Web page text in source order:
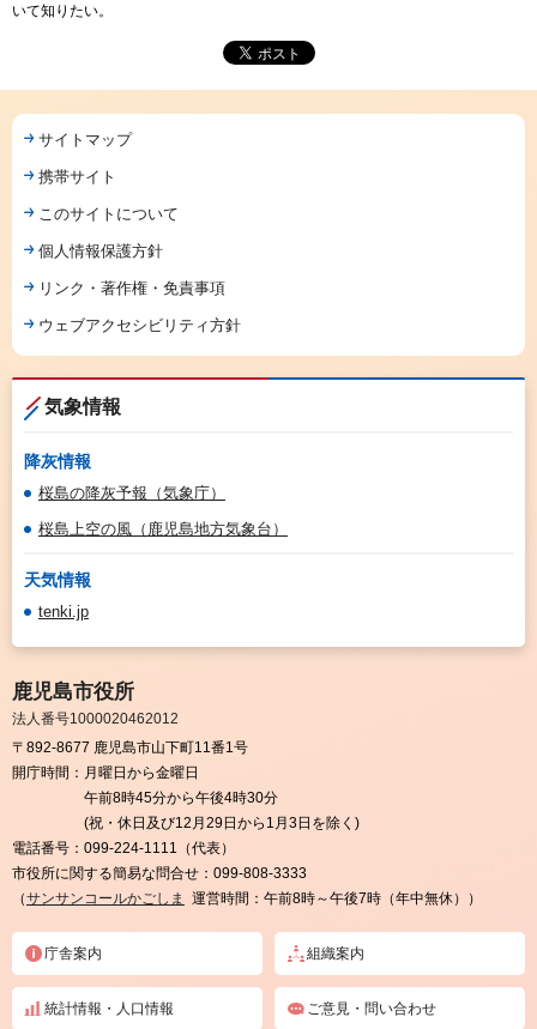
いて知りたい。
サイトマップ
携帯サイト
このサイトについて
個人情報保護方針
リンク・著作権・免責事項
ウェブアクセシビリティ方針
気象情報
降灰情報
桜島の降灰予報（気象庁）
桜島上空の風（鹿児島地方気象台）
天気情報
tenki.jp
鹿児島市役所
法人番号1000020462012
〒892-8677 鹿児島市山下町11番1号
開庁時間： 月曜日から金曜日
午前8時45分から午後4時30分
(祝・休日及び12月29日から1月3日を除く)
電話番号： 099-224-1111（代表）
市役所に関する簡易な問合せ： 099-808-3333
（サンサンコールかごしま 運営時間：午前8時～午後7時（年中無休））
庁舎案内 組織案内
統計情報・人口情報 ご意見・問い合わせ